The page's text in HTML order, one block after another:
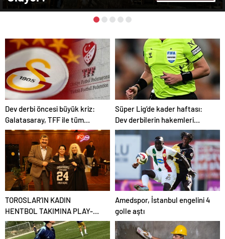
Dev derbi öncesi büyük kriz:
Galatasaray, TFF ile tüm
ilişkilerini askıya aldı
Süper Lig’de kader haftası:
Dev derbilerin hakemleri
açıklandı
TOROSLAR’IN KADIN
HENTBOL TAKIMINA PLAY-
OFF ÖNCESİ MORAL VE
DESTEK GECESİ
Amedspor, İstanbul engelini 4
golle aştı